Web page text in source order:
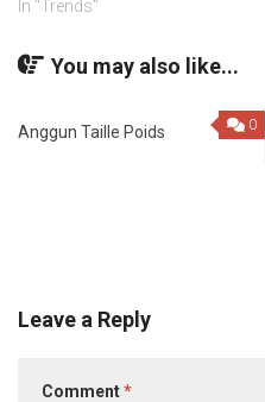
In "Trends"
You may also like...
0
Anggun Taille Poids
Leave a Reply
Comment*